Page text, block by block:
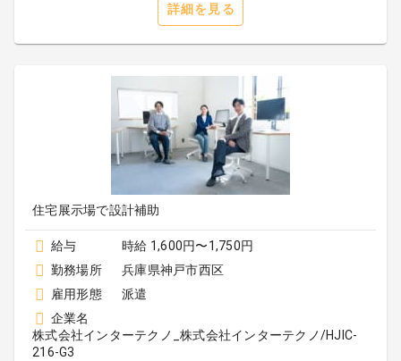
詳細を見る
住宅展示場で設計補助
給与
時給 1,600円〜1,750円
勤務場所
兵庫県神戸市西区
雇用形態
派遣
企業名
株式会社インターテクノ_株式会社インターテクノ/HJIC-
216-G3